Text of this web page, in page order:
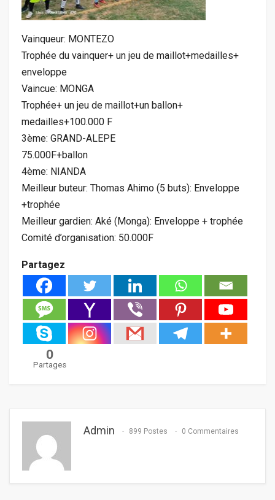
Vainqueur: MONTEZO
Trophée du vainquer+ un jeu de maillot+medailles+
enveloppe
Vaincue: MONGA
Trophée+ un jeu de maillot+un ballon+
medailles+100.000 F
3ème: GRAND-ALEPE
75.000F+ballon
4ème: NIANDA
Meilleur buteur: Thomas Ahimo (5 buts): Enveloppe
+trophée
Meilleur gardien: Aké (Monga): Enveloppe + trophée
Comité d’organisation: 50.000F
Partagez
0
Partages
Admin 899 Postes 0 Commentaires